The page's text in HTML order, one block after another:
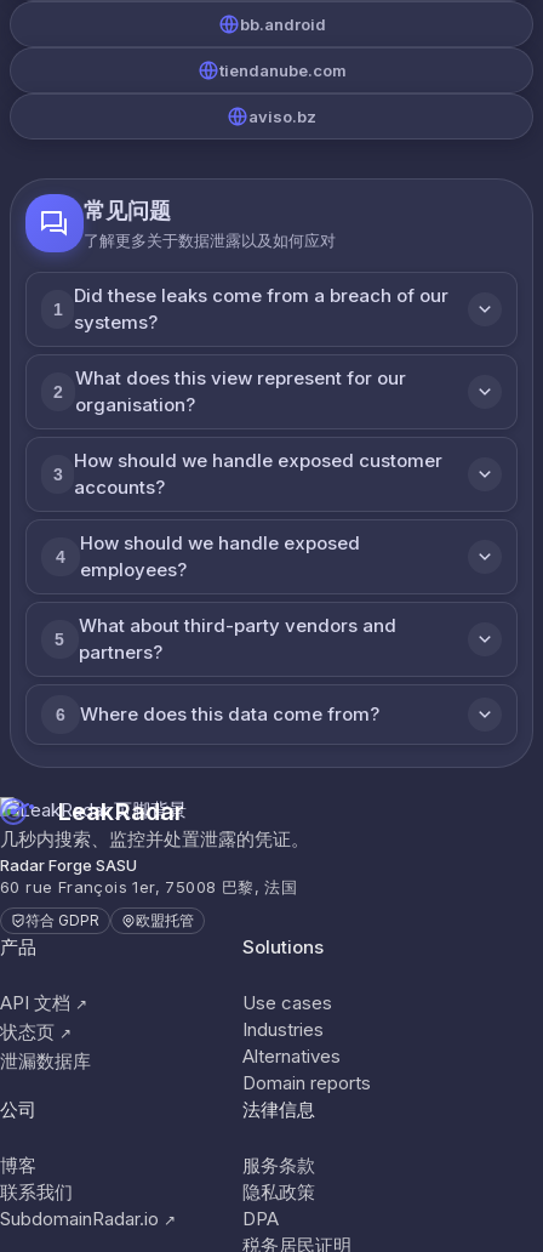
bb.android
tiendanube.com
aviso.bz
常见问题
了解更多关于数据泄露以及如何应对
1
Did these leaks come from a breach of our
systems?
2
What does this view represent for our
organisation?
3
How should we handle exposed customer
accounts?
4
How should we handle exposed
employees?
5
What about third-party vendors and
partners?
6 Where does this data come from?
LeakRadar
几秒内搜索、监控并处置泄露的凭证。
Radar Forge SASU
60 rue François 1er, 75008 巴黎, 法国
符合 GDPR 欧盟托管
产品
API 文档 ↗
状态页 ↗
泄漏数据库
Solutions
Use cases
Industries
Alternatives
Domain reports
公司
博客
联系我们
SubdomainRadar.io ↗
法律信息
服务条款
隐私政策
DPA
税务居民证明